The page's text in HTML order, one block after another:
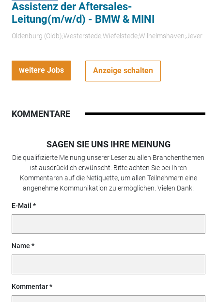
Assistenz der Aftersales-
Leitung(m/w/d) - BMW & MINI
Oldenburg (Oldb);Westerstede;Wiefelstede;Wilhelmshaven;Jever
weitere Jobs Anzeige schalten
KOMMENTARE
SAGEN SIE UNS IHRE MEINUNG
Die qualifizierte Meinung unserer Leser zu allen Branchenthemen
ist ausdrücklich erwünscht. Bitte achten Sie bei Ihren
Kommentaren auf die Netiquette, um allen Teilnehmern eine
angenehme Kommunikation zu ermöglichen. Vielen Dank!
E-Mail
Name
Kommentar